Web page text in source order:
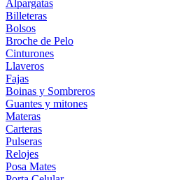
Alpargatas
Billeteras
Bolsos
Broche de Pelo
Cinturones
Llaveros
Fajas
Boinas y Sombreros
Guantes y mitones
Materas
Carteras
Pulseras
Relojes
Posa Mates